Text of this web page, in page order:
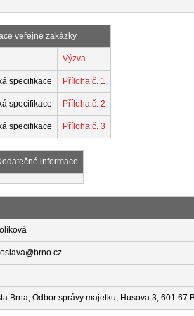
veřejné zakázky
Výzva
specifikace Příloha č. 1
specifikace Příloha č. 2
specifikace Příloha č. 3
informace
Brna, Odbor správy majetku, Husova 3, 601 67